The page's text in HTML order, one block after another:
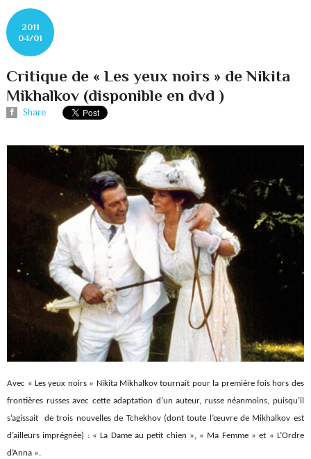
2011
04/01
Critique de « Les yeux noirs » de Nikita
Mikhalkov (disponible en dvd )
Share
Avec « Les yeux noirs » Nikita Mikhalkov tournait pour la première fois hors des
frontières russes avec cette adaptation d’un auteur, russe néanmoins, puisqu’il
s’agissait de trois nouvelles de Tchekhov (dont toute l’œuvre de Mikhalkov est
d’ailleurs imprégnée) : « La Dame au petit chien », « Ma Femme » et « L’Ordre
d’Anna ».